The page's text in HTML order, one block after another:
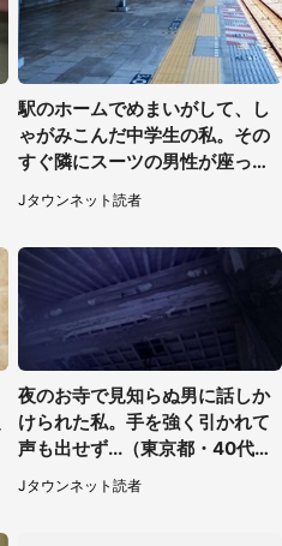
駅のホームでめまいがして、し
ゃがみこんだ中学生の私。その
すぐ隣にスーツの男性が座って
きて（千葉県・20代女性）
Jタウンネット読者
夜のお寺で見知らぬ男に話しか
けられた私。手を強く引かれて
声も出せず...（東京都・40代女
Jタウンネット読者